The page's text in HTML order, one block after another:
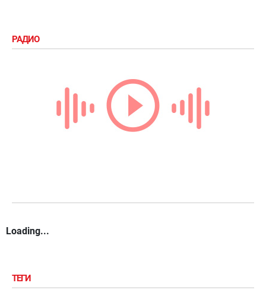
РАДИО
Loading...
ТЕГИ